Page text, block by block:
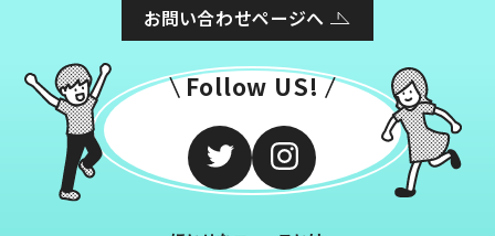
お問い合わせページへ
Follow US!